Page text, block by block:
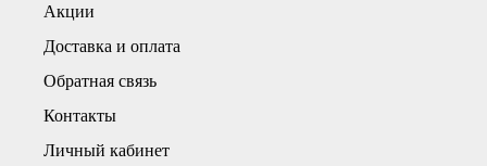
Акции
Доставка и оплата
Обратная связь
Контакты
Личный кабинет